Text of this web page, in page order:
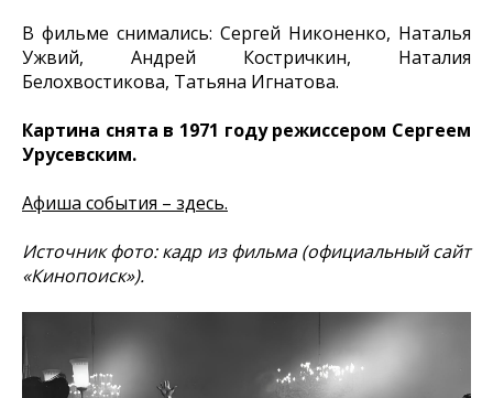
В фильме снимались: Сергей Никоненко, Наталья
Ужвий, Андрей Костричкин, Наталия
Белохвостикова, Татьяна Игнатова.
Картина снята в 1971 году режиссером Сергеем
Урусевским.
Афиша события – здесь.
Источник фото: кадр из фильма (официальный сайт
«Кинопоиск»).